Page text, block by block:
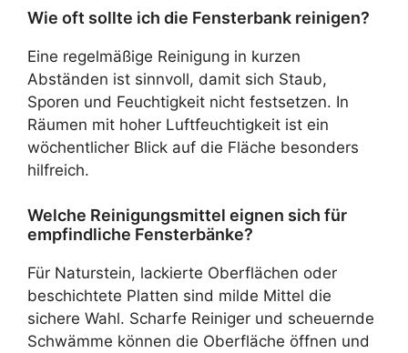
Wie oft sollte ich die Fensterbank reinigen?
Eine regelmäßige Reinigung in kurzen
Abständen ist sinnvoll, damit sich Staub,
Sporen und Feuchtigkeit nicht festsetzen. In
Räumen mit hoher Luftfeuchtigkeit ist ein
wöchentlicher Blick auf die Fläche besonders
hilfreich.
Welche Reinigungsmittel eignen sich für
empfindliche Fensterbänke?
Für Naturstein, lackierte Oberflächen oder
beschichtete Platten sind milde Mittel die
sichere Wahl. Scharfe Reiniger und scheuernde
Schwämme können die Oberfläche öffnen und